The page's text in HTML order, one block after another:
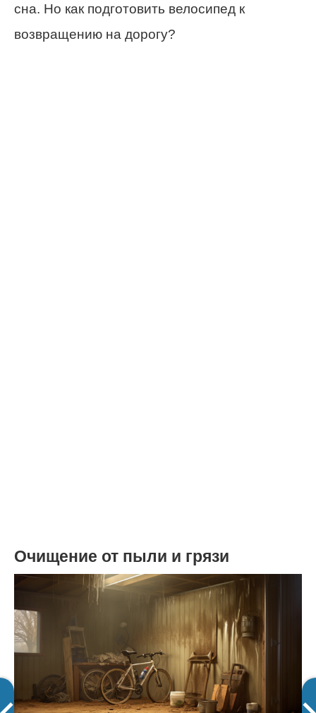
сна. Но как подготовить велосипед к
возвращению на дорогу?
Очищение от пыли и грязи